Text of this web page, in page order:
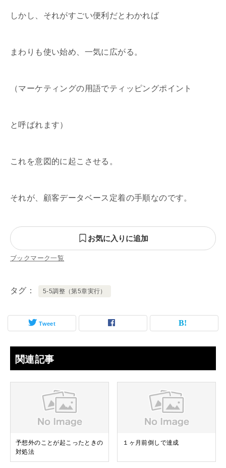
しかし、それがすごい便利だとわかれば
まわりも使い始め、一気に広がる。
（マーケティングの用語でティッピングポイント
と呼ばれます）
これを意図的に起こさせる。
それが、顧客データベース定着の手順なのです。
お気に入りに追加
ブックマーク一覧
タグ 5-5調整（第5章実行）
Tweet
関連記事
予想外のことが起こったときの
対処法
１ヶ月前倒しで達成